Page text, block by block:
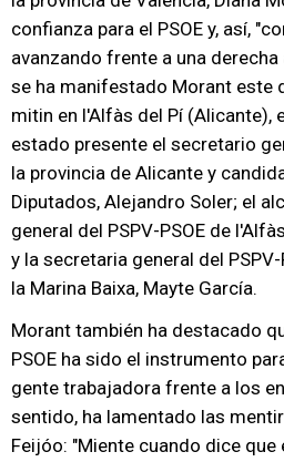
confianza para el PSOE y, así,
avanzando frente a una
se ha manifestado Morant este
mitin en l'Alfàs del Pí (Alicante),
estado presente el secretario
la provincia de Alicante y
Diputados, Alejandro Soler; el
general del PSPV-PSOE de
y la secretaria general del
la Marina Baixa, Mayte García.
Morant también ha destacado
PSOE ha sido el instrumento
gente trabajadora frente a los
sentido, ha lamentado las
Feijóo: "Miente cuando dice que